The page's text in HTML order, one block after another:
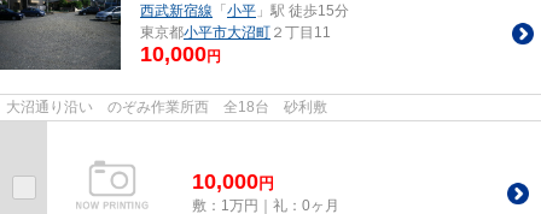
西武新宿線 「 小平 」駅 徒歩15分
東京都小平市大沼町 ２丁目11
10,000円
大沼通り沿い のぞみ作業所西 全18台 砂利敷
10,000円
敷：1万円｜礼：0ヶ月